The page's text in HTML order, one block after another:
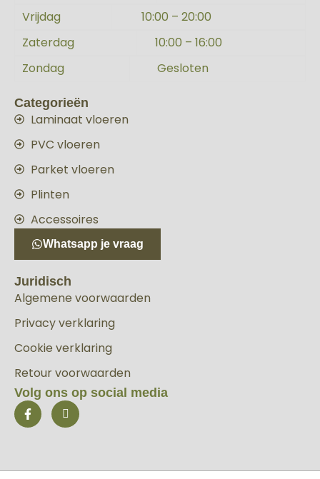
Vrijdag
10:00 – 20:00
Zaterdag
10:00 – 16:00
Zondag
Gesloten
Categorieën
Laminaat vloeren
PVC vloeren
Parket vloeren
Plinten
Accessoires
Whatsapp je vraag
Juridisch
Algemene voorwaarden
Privacy verklaring
Cookie verklaring
Retour voorwaarden
Volg ons op social media